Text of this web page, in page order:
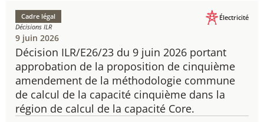
Décision ILR/E26/23 du 9 juin 2026 portant
approbation de la proposition de cinquième
amendement de la méthodologie commune
de calcul de la capacité cinquième dans la
région de calcul de la capacité Core.
Cadre légal
Décisions ILR
Électricité
9 juin 2026